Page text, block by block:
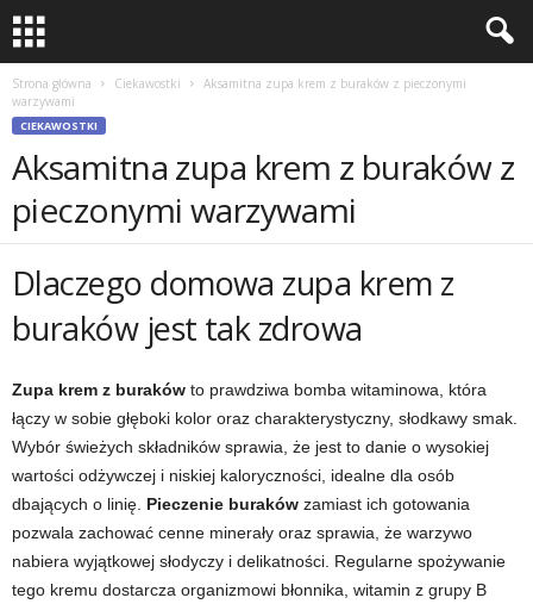
Strona główna Ciekawostki
Aksamitna zupa krem z buraków z pieczonymi
warzywami
CIEKAWOSTKI
Aksamitna zupa krem z buraków z
pieczonymi warzywami
Dlaczego domowa zupa krem z
buraków jest tak zdrowa
Zupa krem z buraków to prawdziwa bomba witaminowa, która
łączy w sobie głęboki kolor oraz charakterystyczny, słodkawy smak.
Wybór świeżych składników sprawia, że jest to danie o wysokiej
wartości odżywczej i niskiej kaloryczności, idealne dla osób
dbających o linię. Pieczenie buraków zamiast ich gotowania
pozwala zachować cenne minerały oraz sprawia, że warzywo
nabiera wyjątkowej słodyczy i delikatności. Regularne spożywanie
tego kremu dostarcza organizmowi błonnika, witamin z grupy B